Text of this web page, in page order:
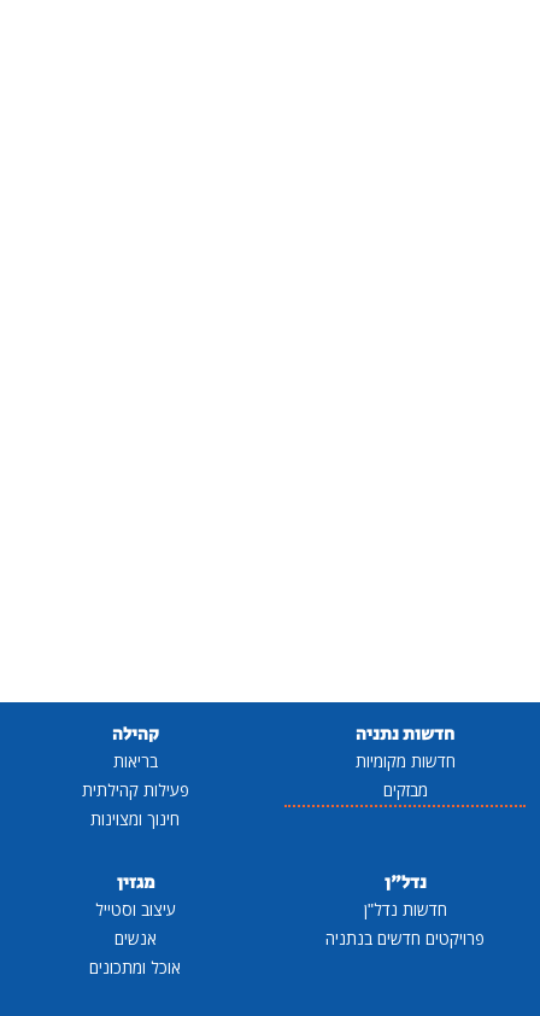
חדשות נתניה
חדשות מקומיות
מבזקים
קהילה
בריאות
פעילות קהילתית
חינוך ומצוינות
נדל"ן
חדשות נדל"ן
פרויקטים חדשים בנתניה
מגזין
עיצוב וסטייל
אנשים
אוכל ומתכונים